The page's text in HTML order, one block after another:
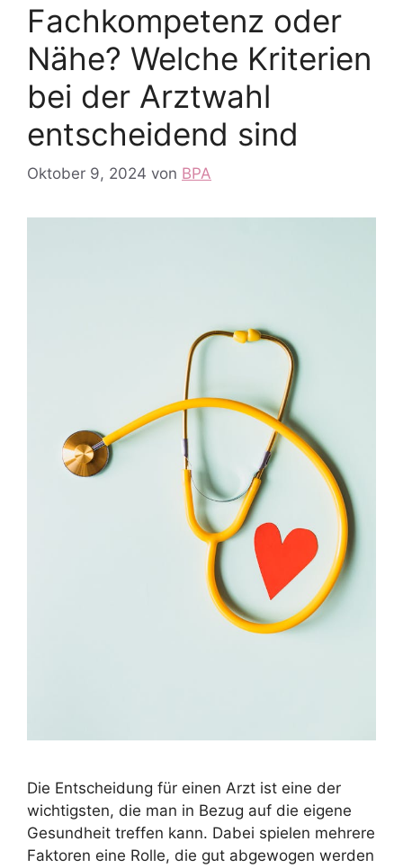
Fachkompetenz oder
Nähe? Welche Kriterien
bei der Arztwahl
entscheidend sind
Oktober 9, 2024 von BPA
Die Entscheidung für einen Arzt ist eine der
wichtigsten, die man in Bezug auf die eigene
Gesundheit treffen kann. Dabei spielen mehrere
Faktoren eine Rolle, die gut abgewogen werden